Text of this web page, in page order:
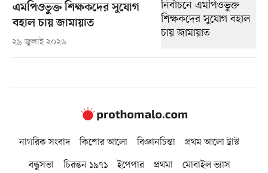
এমপিওভুক্ত শিক্ষকদের সুযোগ
বহাল চায় জামায়াত
২৯ জুলাই ২০২৬
নাগরিক সংবাদ কিশোর আলো বিজ্ঞানচিন্তা
প্রথম আলো ট্রাস্ট
বন্ধুসভা
চিরন্তন ১৯৭১ ইপেপার প্রথমা মোবাইল ভ্যাস